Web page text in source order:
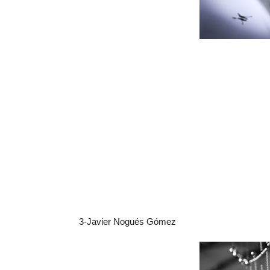
3-Javier Nogués Gómez